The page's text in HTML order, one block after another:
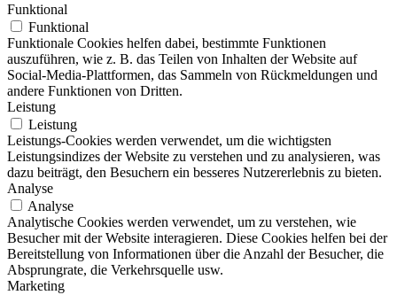
Funktional
Funktional
Funktionale Cookies helfen dabei, bestimmte Funktionen
auszuführen, wie z. B. das Teilen von Inhalten der Website auf
Social-Media-Plattformen, das Sammeln von Rückmeldungen und
andere Funktionen von Dritten.
Leistung
Leistung
Leistungs-Cookies werden verwendet, um die wichtigsten
Leistungsindizes der Website zu verstehen und zu analysieren, was
dazu beiträgt, den Besuchern ein besseres Nutzererlebnis zu bieten.
Analyse
Analyse
Analytische Cookies werden verwendet, um zu verstehen, wie
Besucher mit der Website interagieren. Diese Cookies helfen bei der
Bereitstellung von Informationen über die Anzahl der Besucher, die
Absprungrate, die Verkehrsquelle usw.
Marketing